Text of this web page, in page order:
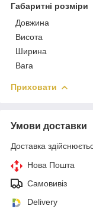
Габаритні розміри
Довжина
Висота
Ширина
Вага
Приховати
Умови доставки
Доставка
Нова Пошта
Самовивіз
Delivery